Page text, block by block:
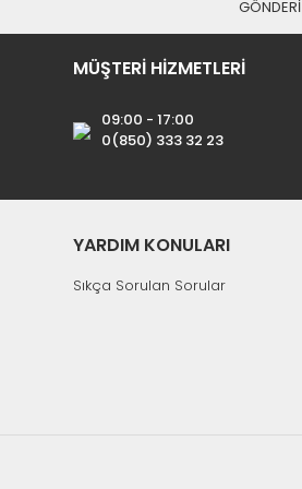
GÖNDERİ
MÜŞTERİ HİZMETLERİ
09:00 - 17:00
0(850) 333 32 23
YARDIM KONULARI
Sıkça Sorulan Sorular